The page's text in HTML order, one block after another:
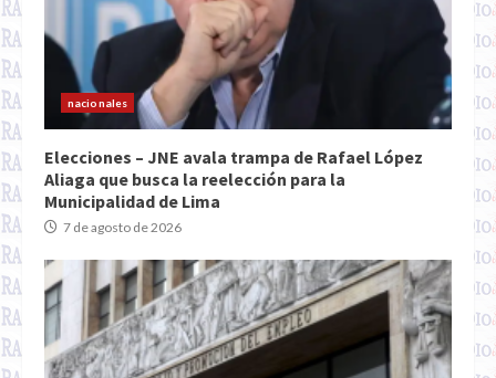
nacionales
Elecciones – JNE avala trampa de Rafael López
Aliaga que busca la reelección para la
Municipalidad de Lima
7 de agosto de 2026